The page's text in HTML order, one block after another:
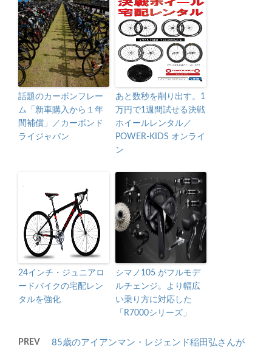
話題のカーボンフレー
ム「新車購入から１年
間補償」／カーボンド
ライジャパン
あと数秒を削り出す。1
万円で1週間試せる決戦
ホイールレンタル／
POWER-KIDS オンライ
ン
24インチ・ジュニアロ
ードバイクの宅配レン
タルを強化
シマノ105 がフルモデ
ルチェンジ。より幅広
い乗り方に対応した
「R7000シリーズ」
PREV
85歳のアイアンマン・レジェンド稲田弘さんが